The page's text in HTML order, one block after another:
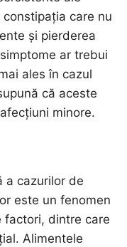
care nu
și pierderea
ar trebui
ales în cazul
că aceste
minore.
a cazurilor de
este un fenomen
factori, dintre care
Alimentele